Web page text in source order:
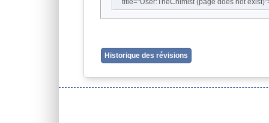
title="User:TheChimist (page does not
Historique des révisions